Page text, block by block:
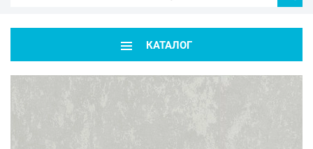
КАТАЛОГ